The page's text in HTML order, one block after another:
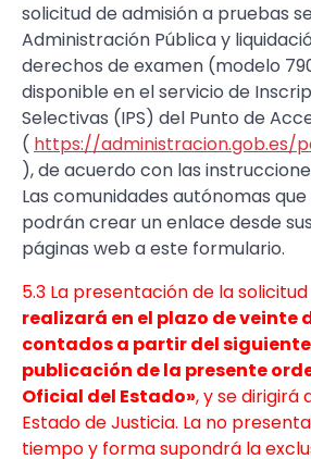
solicitud de admisión a pruebas
Administración Pública y
derechos de examen (modelo
disponible en el servicio de
Selectivas (IPS) del Punto de
( https://administracion.gob.es/
), de acuerdo con las
Las comunidades autónomas
podrán crear un enlace desde
páginas web a este formulario.
5.3 La presentación de la
realizará en el plazo de veinte
contados a partir del
publicación de la presente
Oficial del Estado», y se dirigirá
Estado de Justicia. La no
tiempo y forma supondrá la